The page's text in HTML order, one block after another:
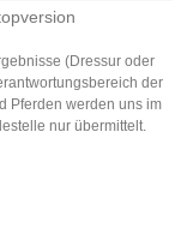
(Dressur oder
der
Pferden werden uns im
nur übermittelt.